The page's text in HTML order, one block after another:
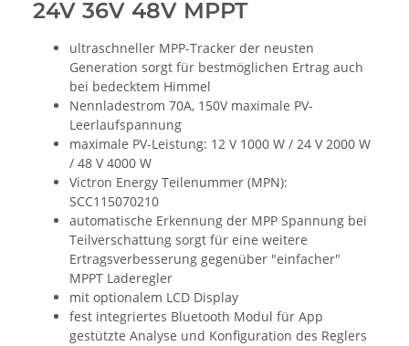
24V 36V 48V MPPT
ultraschneller MPP-Tracker der neusten
Generation sorgt für bestmöglichen Ertrag auch
bei bedecktem Himmel
Nennladestrom 70A, 150V maximale PV-
Leerlaufspannung
maximale PV-Leistung: 12 V 1000 W / 24 V 2000 W
/ 48 V 4000 W
Victron Energy Teilenummer (MPN):
SCC115070210
automatische Erkennung der MPP Spannung bei
Teilverschattung sorgt für eine weitere
Ertragsverbesserung gegenüber "einfacher"
MPPT Laderegler
mit optionalem LCD Display
fest integriertes Bluetooth Modul für App
gestützte Analyse und Konfiguration des Reglers